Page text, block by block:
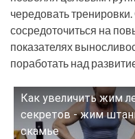
чередовать
сосредоточиться на
показателях
поработать над
Как увеличить жим
секретов - жим
скамье
Смотрите это видео на